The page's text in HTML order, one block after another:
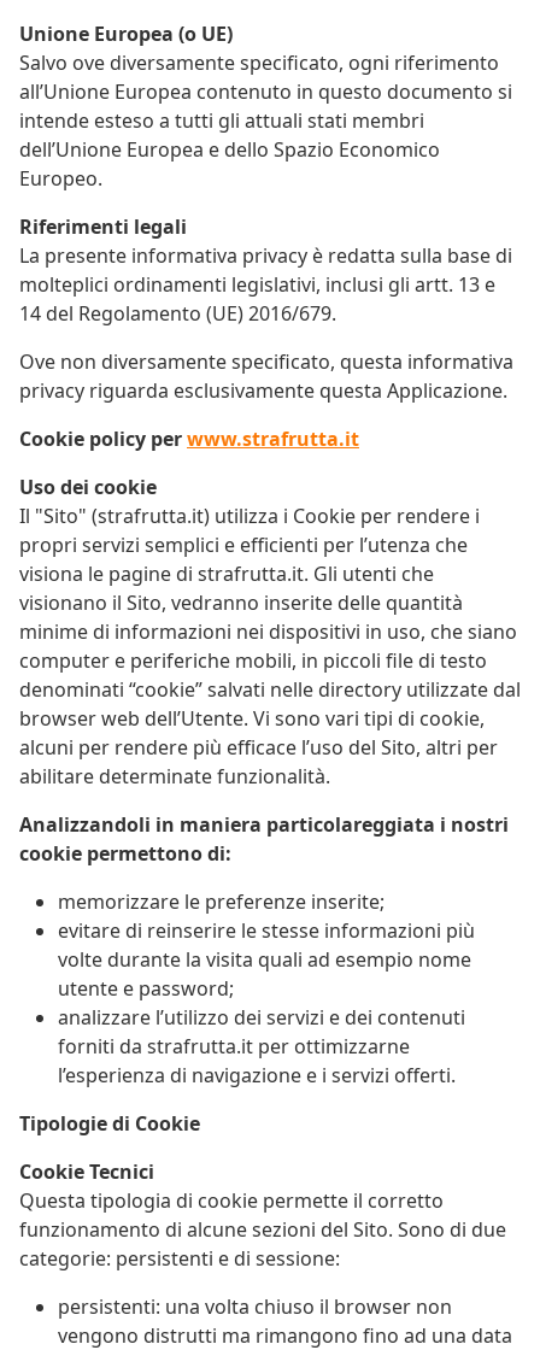
Unione Europea (o UE)
Salvo ove diversamente specificato, ogni riferimento
all’Unione Europea contenuto in questo documento si
intende esteso a tutti gli attuali stati membri
dell’Unione Europea e dello Spazio Economico
Europeo.
Riferimenti legali
La presente informativa privacy è redatta sulla base di
molteplici ordinamenti legislativi, inclusi gli artt. 13 e
14 del Regolamento (UE) 2016/679.
Ove non diversamente specificato, questa informativa
privacy riguarda esclusivamente questa Applicazione.
Cookie policy perwww.strafrutta.it
Uso dei cookie
Il "Sito" (strafrutta.it) utilizza i Cookie per rendere i
propri servizi semplici e efficienti per l’utenza che
visiona le pagine di strafrutta.it. Gli utenti che
visionano il Sito, vedranno inserite delle quantità
minime di informazioni nei dispositivi in uso, che siano
computer e periferiche mobili, in piccoli file di testo
denominati “cookie” salvati nelle directory utilizzate dal
browser web dell’Utente. Vi sono vari tipi di cookie,
alcuni per rendere più efficace l’uso del Sito, altri per
abilitare determinate funzionalità.
Analizzandoli in maniera particolareggiata i nostri
cookie permettono di:
memorizzare le preferenze inserite;
evitare di reinserire le stesse informazioni più
volte durante la visita quali ad esempio nome
utente e password;
analizzare l’utilizzo dei servizi e dei contenuti
forniti da strafrutta.it per ottimizzarne
l’esperienza di navigazione e i servizi offerti.
Tipologie di Cookie
Cookie Tecnici
Questa tipologia di cookie permette il corretto
funzionamento di alcune sezioni del Sito. Sono di due
categorie: persistenti e di sessione:
persistenti: una volta chiuso il browser non
vengono distrutti ma rimangono fino ad una data